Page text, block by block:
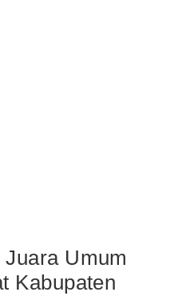
Umum
Kabupaten